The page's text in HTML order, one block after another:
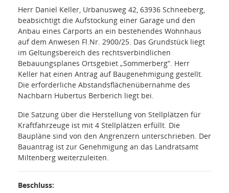
Herr Daniel Keller, Urbanusweg 42, 63936 Schneeberg,
beabsichtigt die Aufstockung einer Garage und den
Anbau eines Carports an ein bestehendes Wohnhaus
auf dem Anwesen Fl.Nr. 2900/25. Das Grundstück liegt
im Geltungsbereich des rechtsverbindlichen
Bebauungsplanes Ortsgebiet „Sommerberg“. Herr
Keller hat einen Antrag auf Baugenehmigung gestellt.
Die erforderliche Abstandsflächenübernahme des
Nachbarn Hubertus Berberich liegt bei.
Die Satzung über die Herstellung von Stellplätzen für
Kraftfahrzeuge ist mit 4 Stellplätzen erfüllt. Die
Baupläne sind von den Angrenzern unterschrieben. Der
Bauantrag ist zur Genehmigung an das Landratsamt
Miltenberg weiterzuleiten.
Beschluss: